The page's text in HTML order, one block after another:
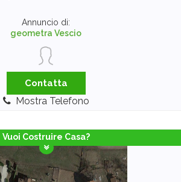
Annuncio di:
geometra Vescio
Contatta
Mostra Telefono
Vuoi Costruire Casa?